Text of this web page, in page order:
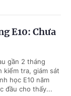
E10: Chưa
gần 2 tháng
kiểm tra, giám sát
học E10 năm
đầu cho thấy...